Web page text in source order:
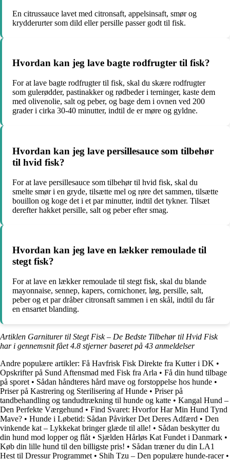
En citrussauce lavet med citronsaft, appelsinsaft, smør og
krydderurter som dild eller persille passer godt til fisk.
Hvordan kan jeg lave bagte rodfrugter til fisk?
For at lave bagte rodfrugter til fisk, skal du skære rodfrugter
som gulerødder, pastinakker og rødbeder i terninger, kaste dem
med olivenolie, salt og peber, og bage dem i ovnen ved 200
grader i cirka 30-40 minutter, indtil de er møre og gyldne.
Hvordan kan jeg lave persillesauce som tilbehør
til hvid fisk?
For at lave persillesauce som tilbehør til hvid fisk, skal du
smelte smør i en gryde, tilsætte mel og røre det sammen, tilsætte
bouillon og koge det i et par minutter, indtil det tykner. Tilsæt
derefter hakket persille, salt og peber efter smag.
Hvordan kan jeg lave en lækker remoulade til
stegt fisk?
For at lave en lækker remoulade til stegt fisk, skal du blande
mayonnaise, sennep, kapers, cornichoner, løg, persille, salt,
peber og et par dråber citronsaft sammen i en skål, indtil du får
en ensartet blanding.
Artiklen Garniturer til Stegt Fisk – De Bedste Tilbehør til Hvid Fisk
har i gennemsnit fået4.8 stjerner baseret på 43 anmeldelser
Andre populære artikler: Få Havfrisk Fisk Direkte fra Kutter i DK •
Opskrifter på Sund Aftensmad med Fisk fra Arla • Få din hund tilbage
på sporet • Sådan håndteres hård mave og forstoppelse hos hunde •
Priser på Kastrering og Sterilisering af Hunde • Priser på
tandbehandling og tandudtrækning til hunde og katte • Kangal Hund –
Den Perfekte Værgehund • Find Svaret: Hvorfor Har Min Hund Tynd
Mave? • Hunde i Løbetid: Sådan Påvirker Det Deres Adfærd • Den
vinkende kat – Lykkekat bringer glæde til alle! • Sådan beskytter du
din hund mod lopper og flåt • Sjælden Hårløs Kat Fundet i Danmark •
Køb din lille hund til den billigste pris! • Sådan træner du din LA1
Hest til Dressur Programmet • Shih Tzu – Den populære hunde-racer•